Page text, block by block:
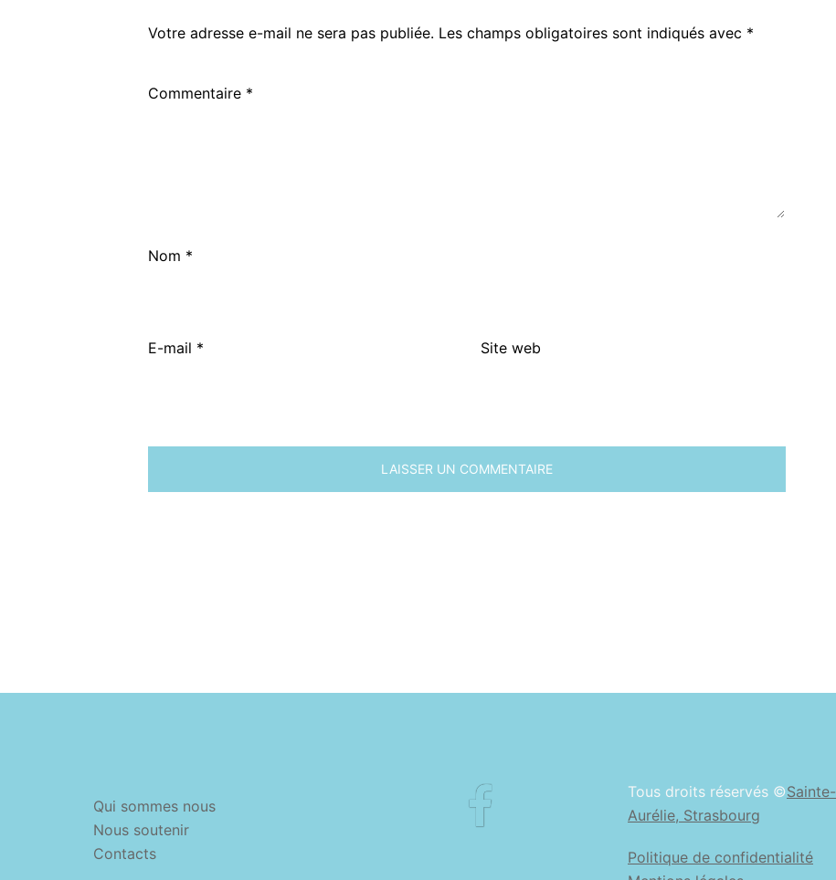
Votre adresse e-mail ne sera pas publiée. Les champs obligatoires sont indiqués avec *
Commentaire *
Nom *
E-mail * Site web
Qui sommes nous
Nous soutenir
Contacts
Tous droits réservés ©Sainte-
Aurélie, Strasbourg
Politique de confidentialité